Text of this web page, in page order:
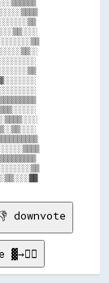
downvote